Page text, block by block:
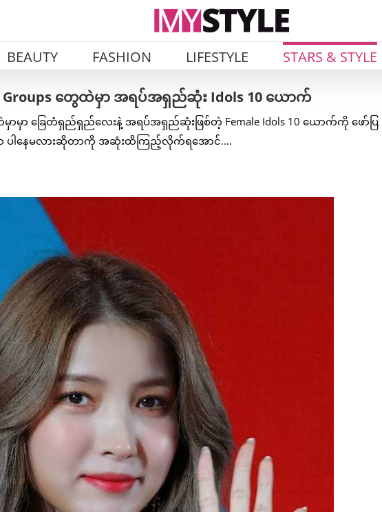
BEAUTY FASHION LIFESTYLE STARS & STYLE
Groups တွေထဲမှာ အရပ်အရှည်ဆုံး Idols 10 ယောက်
ေထဲမှာမှာ ခြေတံရှည်ရှည်လေးနဲ့ အရပ်အရှည်ဆုံးဖြစ်တဲ့ Female Idols 10 ယောက်ကို ဖော်ပြ
ပါနေမလားဆိုတာကို အဆုံးထိကြည့်လိုက်ရအောင်….